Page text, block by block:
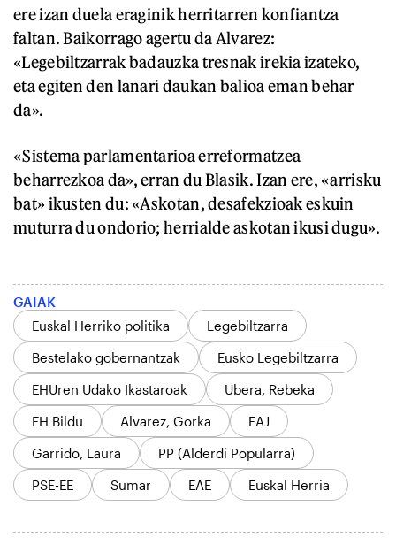
ere izan duela eraginik herritarren konfiantza
faltan. Baikorrago agertu da Alvarez:
«Legebiltzarrak badauzka tresnak irekia izateko,
eta egiten den lanari daukan balioa eman behar
da».
«Sistema parlamentarioa erreformatzea
beharrezkoa da», erran du Blasik. Izan ere, «arrisku
bat» ikusten du: «Askotan, desafekzioak eskuin
muturra du ondorio; herrialde askotan ikusi dugu».
GAIAK
Euskal Herriko politika
Legebiltzarra
Bestelako gobernantzak
Eusko Legebiltzarra
EHUren Udako Ikastaroak
Ubera, Rebeka
EH Bildu
Alvarez, Gorka
EAJ
Garrido, Laura
PP (Alderdi Popularra)
PSE-EE
Sumar EAE Euskal Herria